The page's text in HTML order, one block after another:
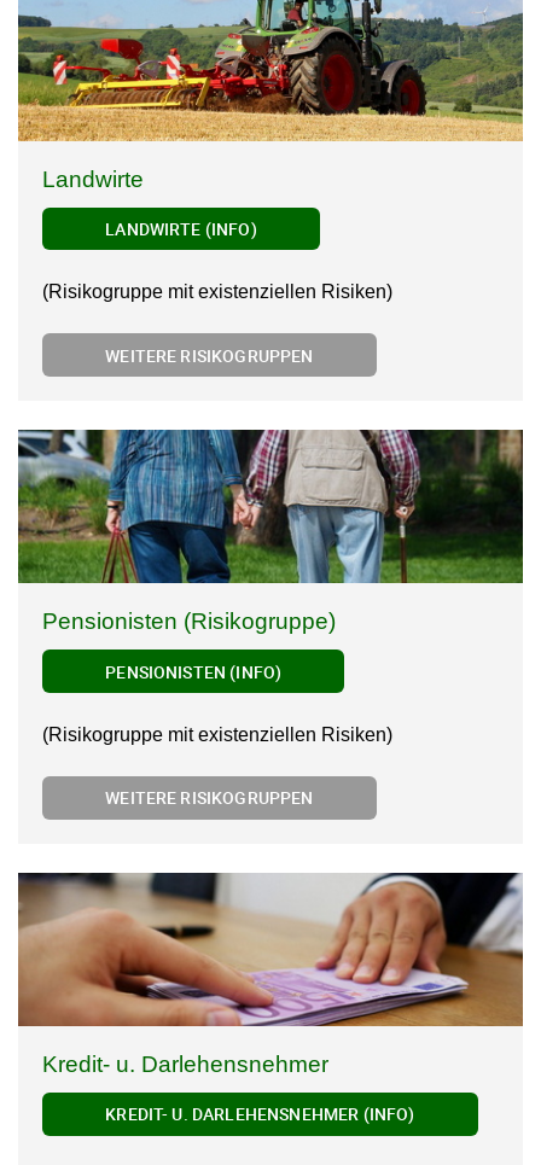
Landwirte
LANDWIRTE (INFO)
(Risikogruppe mit existenziellen Risiken)
WEITERE RISIKOGRUPPEN
Pensionisten (Risikogruppe)
PENSIONISTEN (INFO)
(Risikogruppe mit existenziellen Risiken)
WEITERE RISIKOGRUPPEN
Kredit- u. Darlehensnehmer
KREDIT- U. DARLEHENSNEHMER (INFO)